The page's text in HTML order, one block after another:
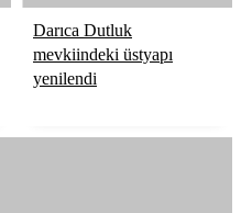
Darıca Dutluk
mevkiindeki üstyapı
yenilendi